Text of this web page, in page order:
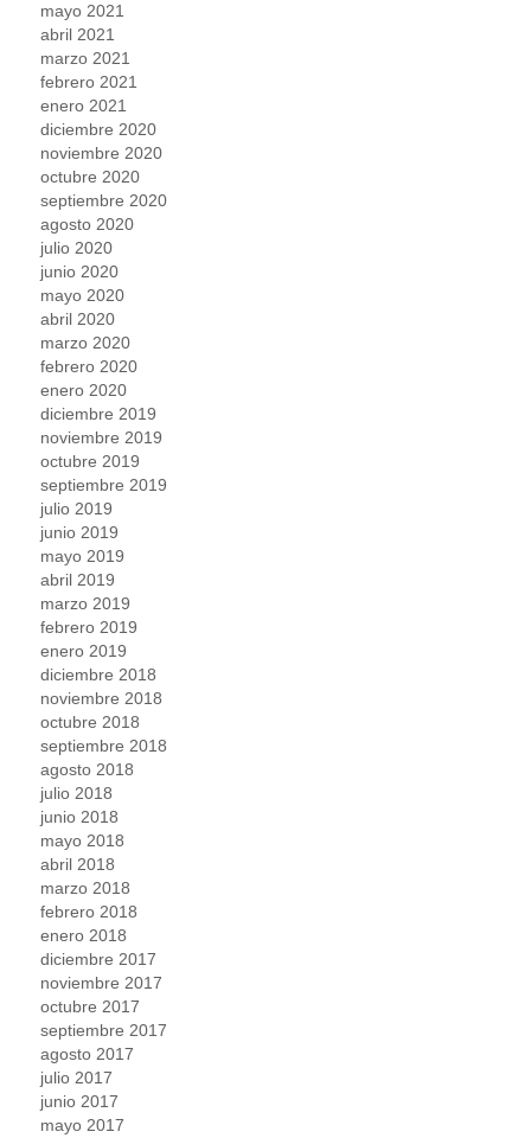
mayo 2021
abril 2021
marzo 2021
febrero 2021
enero 2021
diciembre 2020
noviembre 2020
octubre 2020
septiembre 2020
agosto 2020
julio 2020
junio 2020
mayo 2020
abril 2020
marzo 2020
febrero 2020
enero 2020
diciembre 2019
noviembre 2019
octubre 2019
septiembre 2019
julio 2019
junio 2019
mayo 2019
abril 2019
marzo 2019
febrero 2019
enero 2019
diciembre 2018
noviembre 2018
octubre 2018
septiembre 2018
agosto 2018
julio 2018
junio 2018
mayo 2018
abril 2018
marzo 2018
febrero 2018
enero 2018
diciembre 2017
noviembre 2017
octubre 2017
septiembre 2017
agosto 2017
julio 2017
junio 2017
mayo 2017